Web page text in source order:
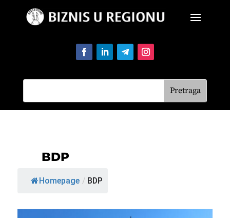
BDP
Homepage / BDP